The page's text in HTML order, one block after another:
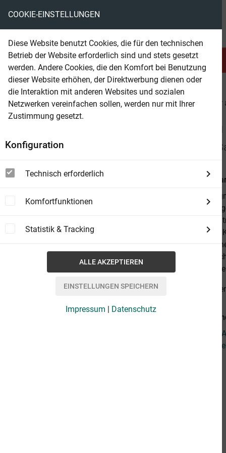
Serien & Abo Belletristik
beam Belletristik Krimi & Thriller Krimi & Thriller
Beam Shop
Die Mallorca-
Der vierte Fall für Kommissarin Thea Molt und
Cara
Eine
Juna tot
alles wie
Streit, den
Bald gerät
alles
Fragen zum
Weitere
COOKIE-EINSTELLUNGEN
Diese Website benutzt Cookies, die für den technischen
Betrieb der Website erforderlich sind und stets gesetzt
werden. Andere Cookies, die den Komfort bei Benutzung
dieser Website erhöhen, der Direktwerbung dienen oder
die Interaktion mit anderen Websites und sozialen
Netzwerken vereinfachen sollen, werden nur mit Ihrer
Zustimmung gesetzt.
Konfiguration
Technisch erforderlich
Komfortfunktionen
Statistik & Tracking
Impressum | Datenschutz